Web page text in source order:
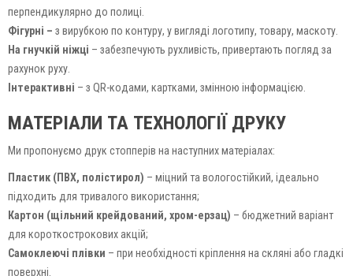
перпендикулярно до полиці.
Фігурні – з вирубкою по контуру, у вигляді логотипу, товару, маскоту.
На гнучкій ніжці – забезпечують рухливість, привертають погляд за
рахунок руху.
Інтерактивні – з QR-кодами, картками, змінною інформацією.
МАТЕРІАЛИ ТА ТЕХНОЛОГІЇ ДРУКУ
Ми пропонуємо друк стопперів на наступних матеріалах:
Пластик (ПВХ, полістирол) – міцний та вологостійкий, ідеально
підходить для тривалого використання;
Картон (щільний крейдований, хром-ерзац) – бюджетний варіант
для короткострокових акцій;
Самоклеючі плівки – при необхідності кріплення на скляні або гладкі
поверхні.